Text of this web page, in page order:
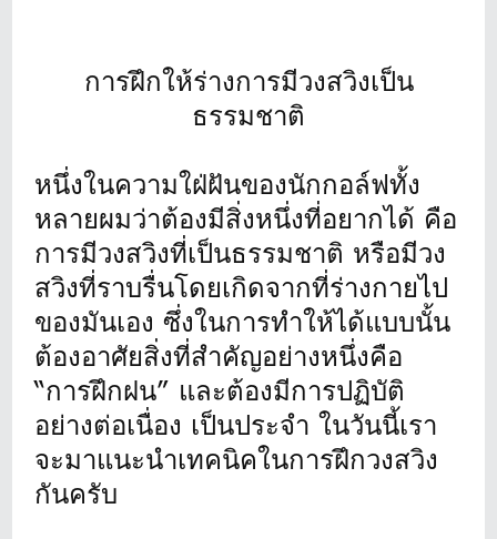
การฝึกให้ร่างการมีวงสวิงเป็น
ธรรมชาติ
หนึ่งในความใฝ่ฝันของนักกอล์ฟทั้ง
หลายผมว่าต้องมีสิ่งหนึ่งที่อยากได้ คือ
การมีวงสวิงที่เป็นธรรมชาติ หรือมีวง
สวิงที่ราบรื่นโดยเกิดจากที่ร่างกายไป
ของมันเอง ซึ่งในการทำให้ได้แบบนั้น
ต้องอาศัยสิ่งที่สำคัญอย่างหนึ่งคือ
“การฝึกฝน” และต้องมีการปฏิบัติ
อย่างต่อเนื่อง เป็นประจำ ในวันนี้เรา
จะมาแนะนำเทคนิคในการฝึกวงสวิง
กันครับ